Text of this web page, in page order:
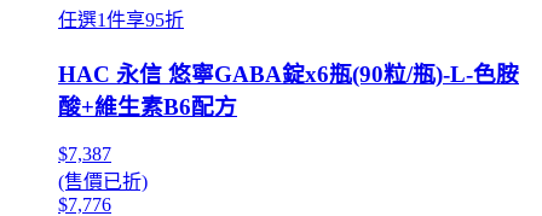
任選1件享95折
HAC 永信 悠寧GABA錠x6瓶(90粒/瓶)-L-色胺
酸+維生素B6配方
$7,387
(售價已折)
$7,776